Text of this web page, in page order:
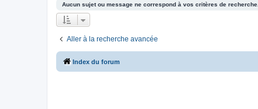
Aucun sujet ou message ne correspond à vos critères de recherche.
Aller à la recherche avancée
Index du forum